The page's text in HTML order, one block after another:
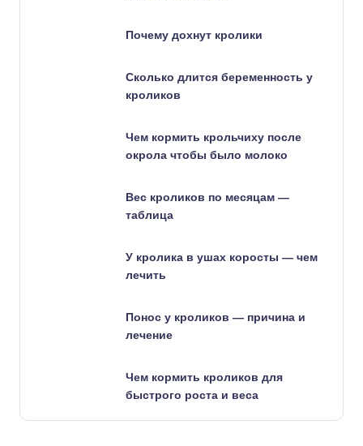
Почему дохнут кролики
Сколько длится беременность у
кроликов
Чем кормить крольчиху после
окрола чтобы было молоко
Вес кроликов по месяцам —
таблица
У кролика в ушах коросты — чем
лечить
Понос у кроликов — причина и
лечение
Чем кормить кроликов для
быстрого роста и веса